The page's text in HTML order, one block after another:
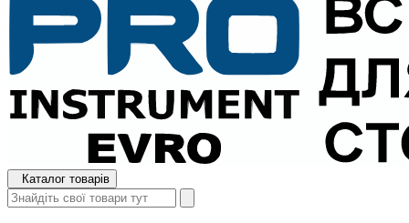
Каталог товарів